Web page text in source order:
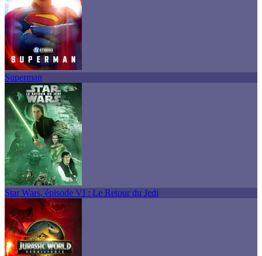
Superman
Star Wars, épisode VI : Le Retour du Jedi